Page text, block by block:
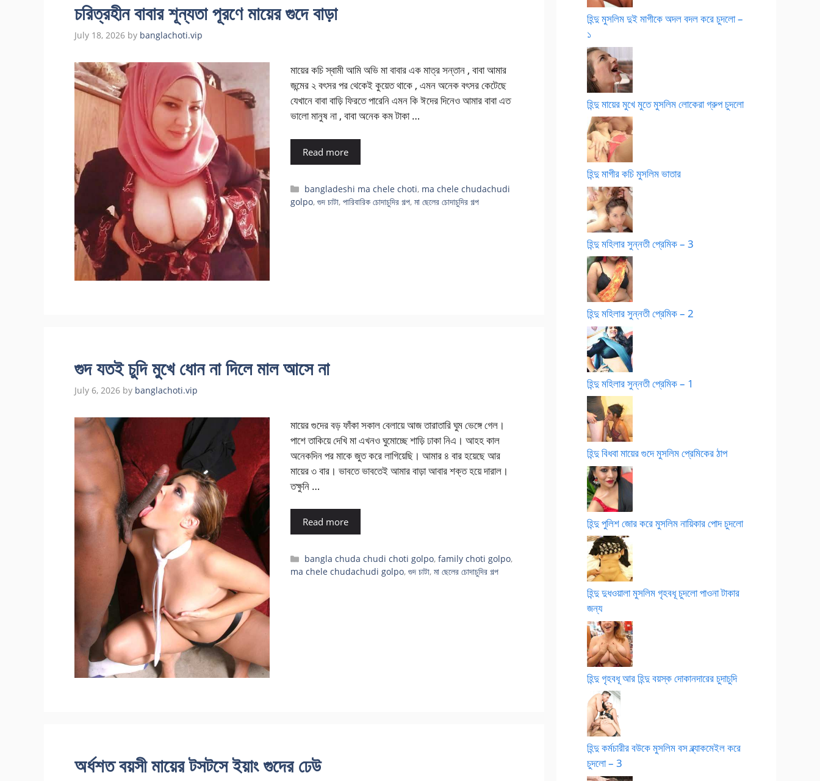
চরিত্রহীন বাবার শূন্যতা পূরণে মায়ের গুদে বাড়া
July 18, 2026 by banglachoti.vip
মায়ের কচি স্বামী আমি অভি মা বাবার এক মাত্র সন্তান , বাবা আমার
জন্মের ২ বৎসর পর থেকেই কুয়েত থাকে , এমন অনেক বৎসর কেটেছে
যেখানে বাবা বাড়ি ফিরতে পারেনি এমন কি ঈদের দিনেও আমার বাবা এত
ভালো মানুষ না , বাবা অনেক কম টাকা …
Read more
Categories
bangladeshi ma chele choti, ma chele chudachudi
golpo, গুদ চাটা, পারিবারিক চোদাচুদির গল্প, মা ছেলের চোদাচুদির গল্প
গুদ যতই চুদি মুখে ধোন না দিলে মাল আসে না
July 6, 2026 by banglachoti.vip
মায়ের গুদের বড় ফাঁকা সকাল বেলায়ে আজ তারাতারি ঘুম ভেঙ্গে গেল।
পাশে তাকিয়ে দেখি মা এখনও ঘুমোচ্ছে শাড়ি ঢাকা নিএ। আহহ কাল
অনেকদিন পর মাকে জুত করে লাগিয়েছি। আমার ৪ বার হয়েছে আর
মায়ের ৩ বার। ভাবতে ভাবতেই আমার বাড়া আবার শক্ত হয়ে দারাল।
তক্ষুনি …
Read more
Categories
bangla chuda chudi choti golpo,family choti golpo,
ma chele chudachudi golpo, গুদ চাটা, মা ছেলের চোদাচুদির গল্প
অর্ধশত বয়সী মায়ের টসটসে ইয়াং গুদের ঢেউ
হিন্দু মুসলিম দুই মাগীকে অদল বদল করে চুদলো –
১
হিন্দু মায়ের মুখে মুতে মুসলিম লোকেরা গ্রুপ চুদলো
হিন্দু মাগীর কচি মুসলিম ভাতার
হিন্দু মহিলার সুন্নতী প্রেমিক – 3
হিন্দু মহিলার সুন্নতী প্রেমিক – 2
হিন্দু মহিলার সুন্নতী প্রেমিক – 1
হিন্দু বিধবা মায়ের গুদে মুসলিম প্রেমিকের ঠাপ
হিন্দু পুলিশ জোর করে মুসলিম নায়িকার পোদ চুদলো
হিন্দু দুধওয়ালা মুসলিম গৃহবধূ চুদলো পাওনা টাকার
জন্য
হিন্দু গৃহবধূ আর হিন্দু বয়স্ক দোকানদারের চুদাচুদি
হিন্দু কর্মচারীর বউকে মুসলিম বস ব্ল্যাকমেইল করে
চুদলো – 3